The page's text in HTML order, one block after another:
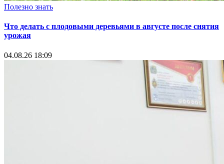
Полезно знать
Что делать с плодовыми деревьями в августе после снятия
урожая
04.08.26 18:09